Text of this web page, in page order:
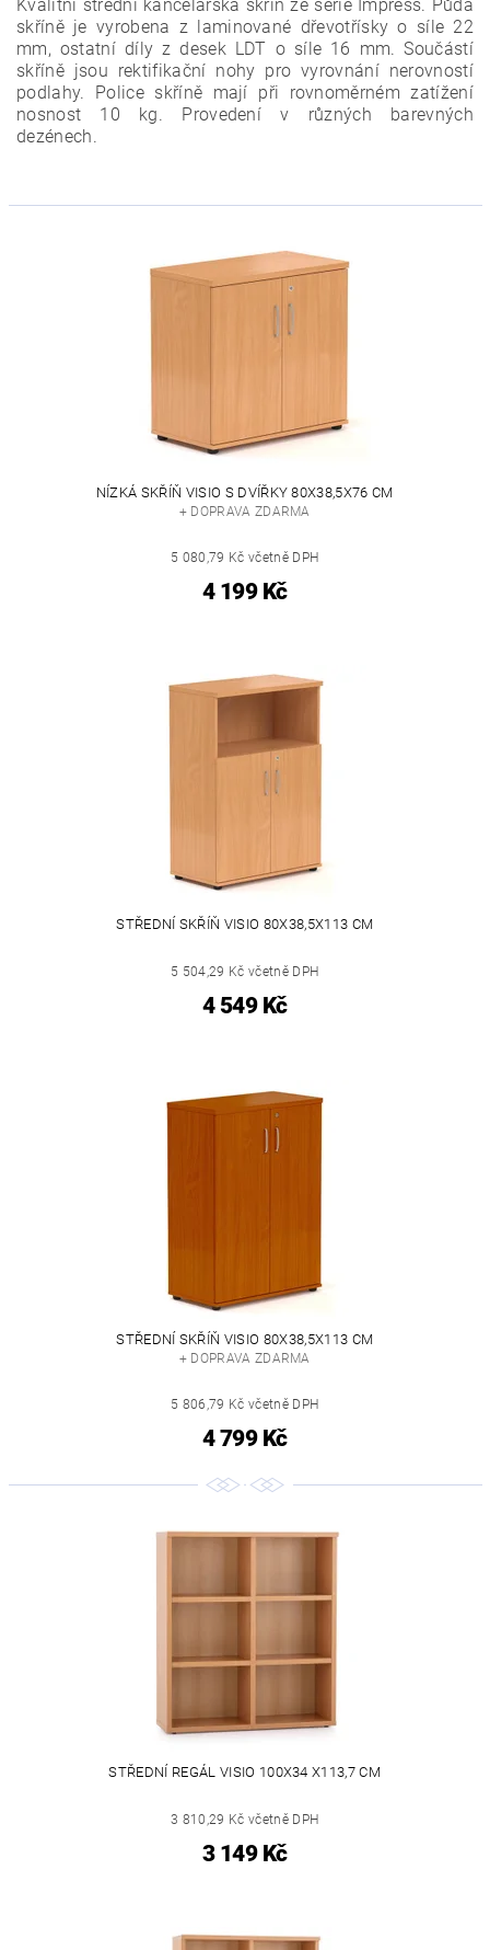
Kvalitní střední kancelářská skříň ze série Impress. Půda
skříně je vyrobena z laminované dřevotřísky o síle 22
mm, ostatní díly z desek LDT o síle 16 mm. Součástí
skříně jsou rektifikační nohy pro vyrovnání nerovností
podlahy. Police skříně mají při rovnoměrném zatížení
nosnost 10 kg. Provedení v různých barevných
dezénech.
NÍZKÁ SKŘÍŇ VISIO S DVÍŘKY 80X38,5X76 CM
+ DOPRAVA ZDARMA
5 080,79 Kč včetně DPH
4 199 Kč
STŘEDNÍ SKŘÍŇ VISIO 80X38,5X113 CM
5 504,29 Kč včetně DPH
4 549 Kč
STŘEDNÍ SKŘÍŇ VISIO 80X38,5X113 CM
+ DOPRAVA ZDARMA
5 806,79 Kč včetně DPH
4 799 Kč
STŘEDNÍ REGÁL VISIO 100X34 X113,7 CM
3 810,29 Kč včetně DPH
3 149 Kč